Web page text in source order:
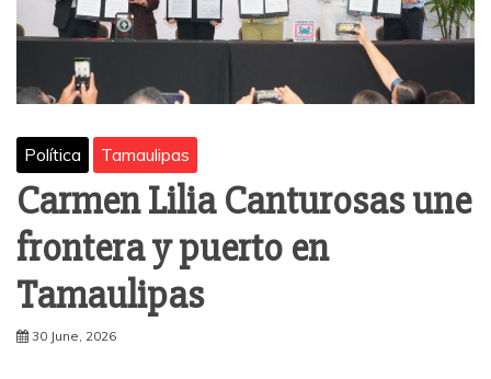
Política Tamaulipas
Carmen Lilia Canturosas une
frontera y puerto en
Tamaulipas
30 June, 2026